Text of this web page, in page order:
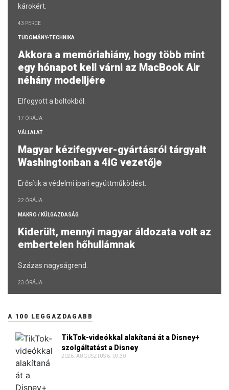
károkért.
43 PERCE
TUDOMÁNY-TECHNIKA
Akkora a memóriahiány, hogy több mint
egy hónapot kell várni az MacBook Air
néhány modelljére
Elfogyott a boltokból.
17 ÓRÁJA
VÁLLALAT
Magyar kézifegyver-gyártásról tárgyalt
Washingtonban a 4iG vezetője
Erősítik a védelmi ipari együttműködést.
22 ÓRÁJA
MAKRO / KÜLGAZDASÁG
Kiderült, mennyi magyar áldozata volt az
embertelen hőhullámnak
Százas nagyságrend.
23 ÓRÁJA
A 100 LEGGAZDAGABB
TikTok-videókkal alakítaná át a Disney+
szolgáltatást a Disney
2026. AUGUSZTUS 6. 09:30